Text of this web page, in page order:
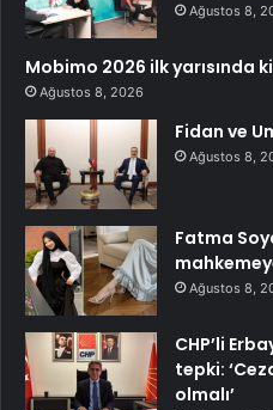
Ağustos 8,
Mobimo 2026 ilk yarısında
Ağustos 8, 2026
Fidan ve
Ağustos 8,
Fatma
Ağustos 8,
CHP’li
tepki:
olmalı’